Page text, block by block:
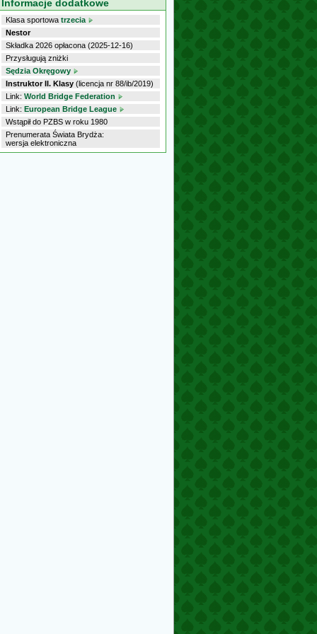
Informacje dodatkowe
Klasa sportowa trzecia
Nestor
Składka 2026 opłacona (2025-12-16)
Przysługują zniżki
Sędzia Okręgowy
Instruktor II. Klasy (licencja nr 88/ib/2019)
Link: World Bridge Federation
Link: European Bridge League
Wstąpił do PZBS w roku 1980
Prenumerata Świata Brydża:
wersja elektroniczna